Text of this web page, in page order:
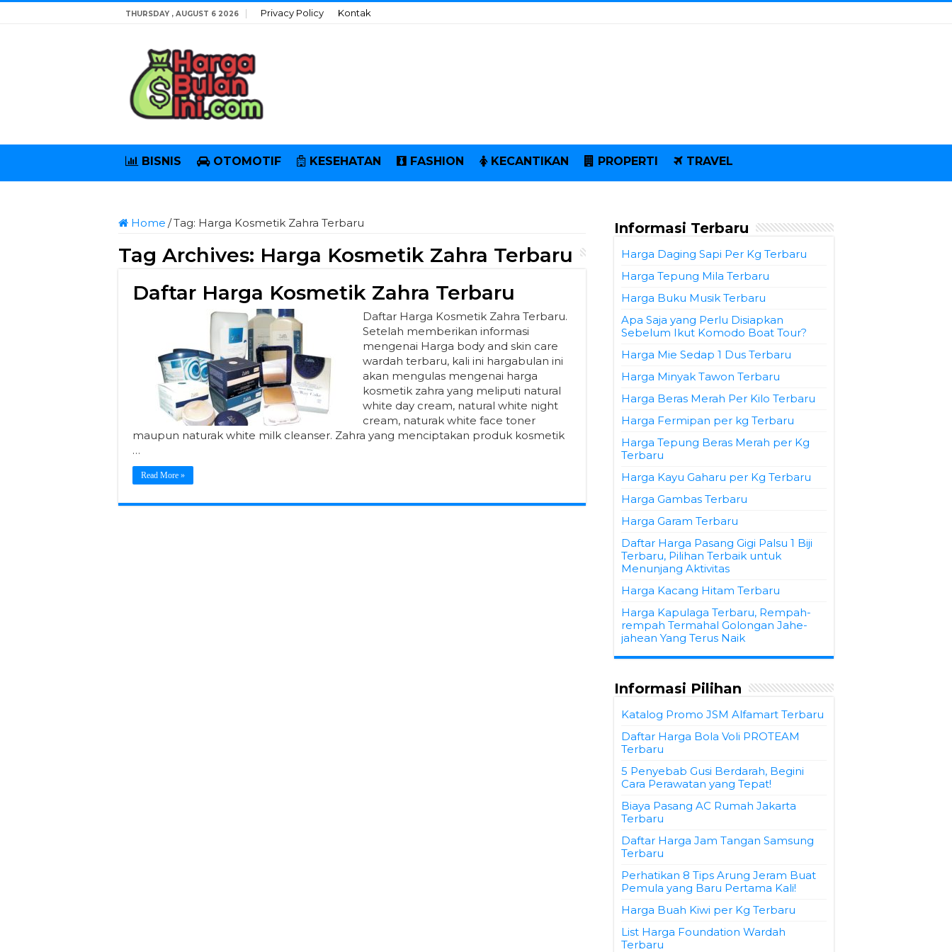
THURSDAY , AUGUST 6 2026 Privacy Policy Kontak
BISNIS OTOMOTIF KESEHATAN FASHION KECANTIKAN PROPERTI TRAVEL
Home /Tag: Harga Kosmetik Zahra Terbaru
Tag Archives: Harga Kosmetik Zahra Terbaru
Daftar Harga Kosmetik Zahra Terbaru
Daftar Harga Kosmetik Zahra Terbaru.
Setelah memberikan informasi
mengenai Harga body and skin care
wardah terbaru, kali ini hargabulan ini
akan mengulas mengenai harga
kosmetik zahra yang meliputi natural
white day cream, natural white night
cream, naturak white face toner
maupun naturak white milk cleanser. Zahra yang menciptakan produk kosmetik
…
Read More »
Informasi Terbaru
Harga Daging Sapi Per Kg Terbaru
Harga Tepung Mila Terbaru
Harga Buku Musik Terbaru
Apa Saja yang Perlu Disiapkan
Sebelum Ikut Komodo Boat Tour?
Harga Mie Sedap 1 Dus Terbaru
Harga Minyak Tawon Terbaru
Harga Beras Merah Per Kilo Terbaru
Harga Fermipan per kg Terbaru
Harga Tepung Beras Merah per Kg
Terbaru
Harga Kayu Gaharu per Kg Terbaru
Harga Gambas Terbaru
Harga Garam Terbaru
Daftar Harga Pasang Gigi Palsu 1 Biji
Terbaru, Pilihan Terbaik untuk
Menunjang Aktivitas
Harga Kacang Hitam Terbaru
Harga Kapulaga Terbaru, Rempah-
rempah Termahal Golongan Jahe-
jahean Yang Terus Naik
Informasi Pilihan
Katalog Promo JSM Alfamart Terbaru
Daftar Harga Bola Voli PROTEAM
Terbaru
5 Penyebab Gusi Berdarah, Begini
Cara Perawatan yang Tepat!
Biaya Pasang AC Rumah Jakarta
Terbaru
Daftar Harga Jam Tangan Samsung
Terbaru
Perhatikan 8 Tips Arung Jeram Buat
Pemula yang Baru Pertama Kali!
Harga Buah Kiwi per Kg Terbaru
List Harga Foundation Wardah
Terbaru